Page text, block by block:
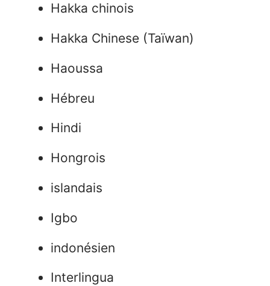
Hakka chinois
Hakka Chinese (Taïwan)
Haoussa
Hébreu
Hindi
Hongrois
islandais
Igbo
indonésien
Interlingua